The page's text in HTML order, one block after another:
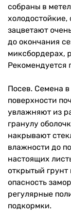
собраны в
холодостойкие,
зацветают
до окончания
миксбордерах,
Рекомендуется
Посев. Семена
поверхности
увлажняют из
гранулу
накрывают
влажности до
настоящих
открытый
опасность
регулярные
подкормки.